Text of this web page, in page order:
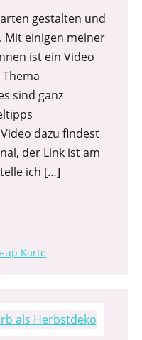
gestalten und
Mit einigen meiner
ist ein Video
sind ganz
dazu findest
der Link ist am
ich […]
up Karte